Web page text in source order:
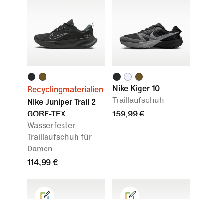
Recyclingmaterialien
Nike Juniper Trail 2
GORE-TEX
Wasserfester
Traillaufschuh für
Damen
114,99 €
Nike Kiger 10
Traillaufschuh
159,99 €